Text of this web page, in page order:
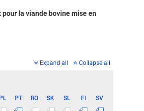
la viande bovine mise en
Expand all Collapse all
PT RO SK SL FI
SV